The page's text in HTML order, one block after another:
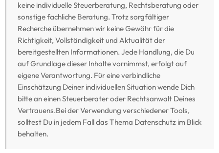
keine individuelle Steuerberatung, Rechtsberatung oder
sonstige fachliche Beratung. Trotz sorgfältiger
Recherche übernehmen wir keine Gewähr für die
Richtigkeit, Vollständigkeit und Aktualität der
bereitgestellten Informationen. Jede Handlung, die Du
auf Grundlage dieser Inhalte vornimmst, erfolgt auf
eigene Verantwortung. Für eine verbindliche
Einschätzung Deiner individuellen Situation wende Dich
bitte an einen Steuerberater oder Rechtsanwalt Deines
Vertrauens.Bei der Verwendung verschiedener Tools,
solltest Du in jedem Fall das Thema Datenschutz im Blick
behalten.